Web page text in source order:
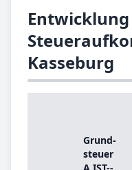
Entwicklung
Kasseburg
Grund­
steu­er